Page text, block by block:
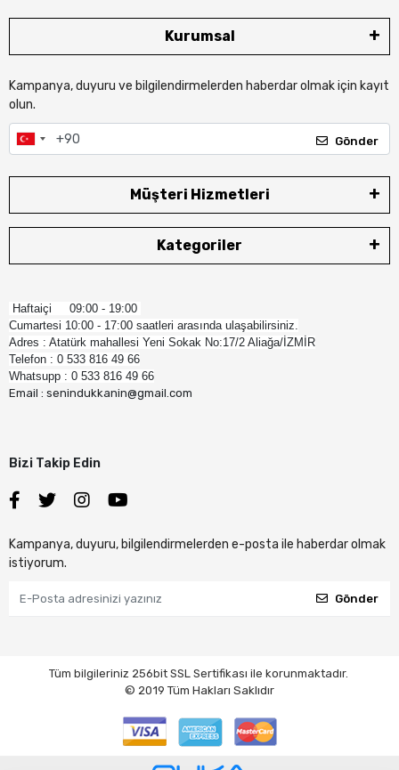
Kurumsal
Kampanya, duyuru ve bilgilendirmelerden haberdar olmak için kayıt
olun.
Gönder
Müşteri Hizmetleri
Kategoriler
Haftaiçi 09:00 - 19:00
Cumartesi 10:00 - 17:00 saatleri arasında ulaşabilirsiniz.
Adres : Atatürk mahallesi Yeni Sokak No:17/2 Aliağa/İZMİR
Telefon : 0 533 816 49 66
Whatsupp : 0 533 816 49 66
Email : senindukkanin@gmail.com
Bizi Takip Edin
Kampanya, duyuru, bilgilendirmelerden e-posta ile haberdar olmak
istiyorum.
Gönder
Tüm bilgileriniz 256bit SSL Sertifikası ile korunmaktadır.
© 2019 Tüm Hakları Saklıdır